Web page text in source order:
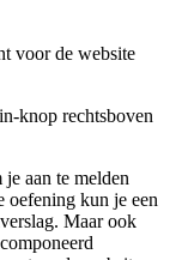
voor de website
knop rechtsboven
aan te melden
oefening kun je een
Maar ook